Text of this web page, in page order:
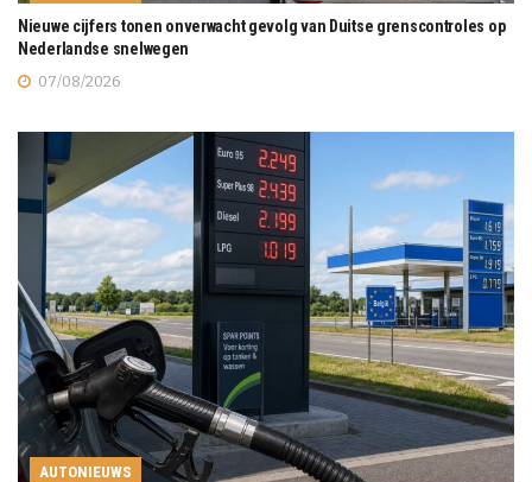
Nieuwe cijfers tonen onverwacht gevolg van Duitse grenscontroles op
Nederlandse snelwegen
07/08/2026
AUTONIEUWS